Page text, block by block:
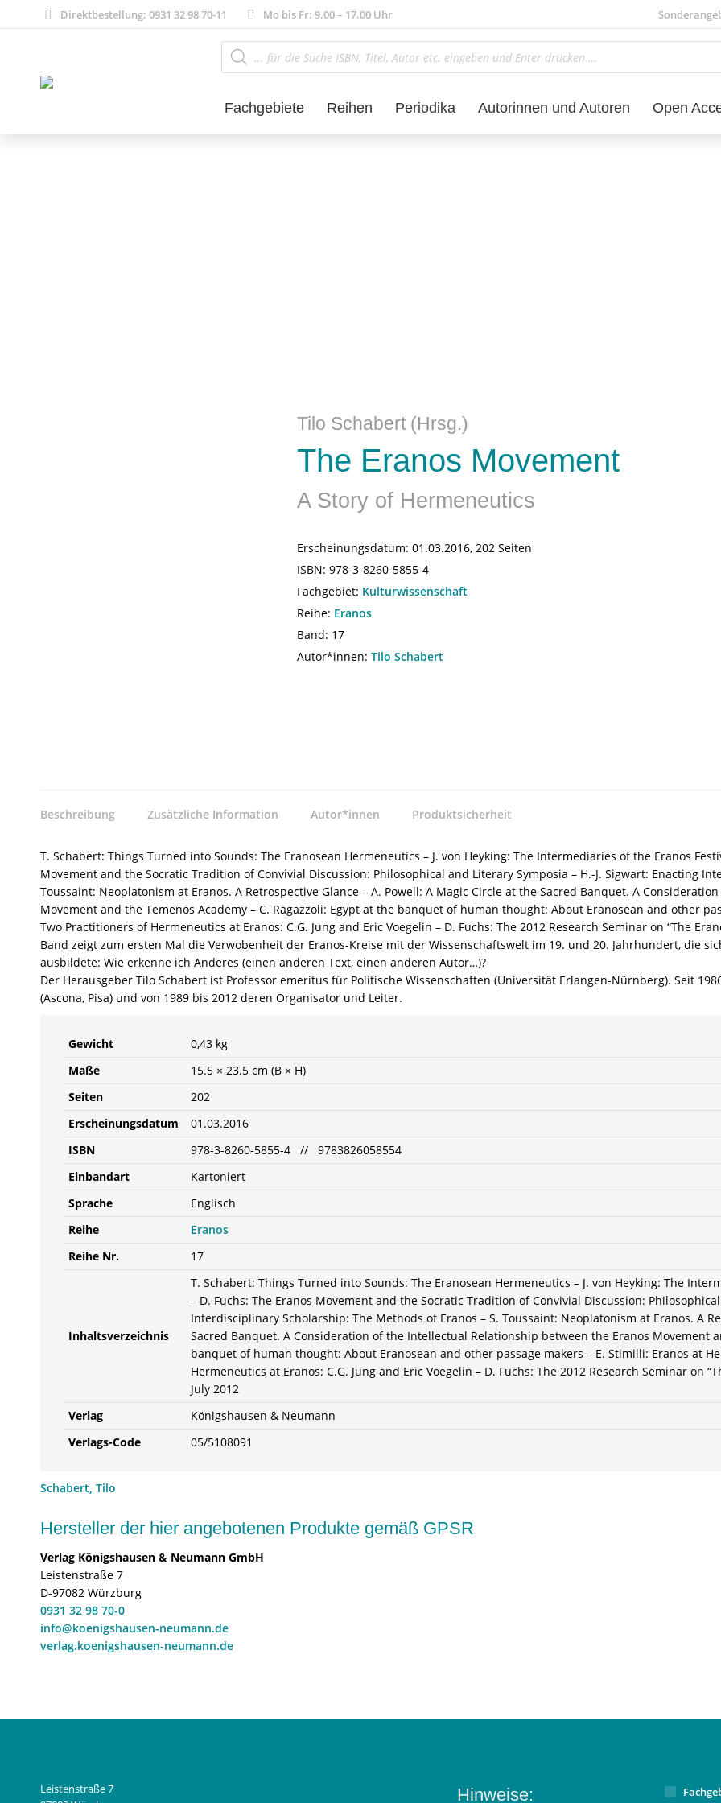
Direktbestellung: 0931 32 98 70-11 Mo bis Fr: 9.00 – 17.00 Uhr
Products
search
Fachgebiete Reihen Periodika Autorinnen und Autoren Open
Tilo Schabert (Hrsg.)
The Eranos Movement
A Story of Hermeneutics
Erscheinungsdatum: 01.03.2016, 202 Seiten
ISBN: 978-3-8260-5855-4
Fachgebiet: Kulturwissenschaft
Reihe: Eranos
Band: 17
Autor*innen: Tilo Schabert
Beschreibung Zusätzliche Information Autor*innen Produktsicherheit
T. Schabert: Things Turned into Sounds: The Eranosean Hermeneutics – J. von Heyking: The Intermediaries of the Eranos
Movement and the Socratic Tradition of Convivial Discussion: Philosophical and Literary Symposia – H.-J. Sigwart: Enacting
Toussaint: Neoplatonism at Eranos. A Retrospective Glance – A. Powell: A Magic Circle at the Sacred Banquet. A
Movement and the Temenos Academy – C. Ragazzoli: Egypt at the banquet of human thought: About Eranosean and other
Two Practitioners of Hermeneutics at Eranos: C.G. Jung and Eric Voegelin – D. Fuchs: The 2012 Research Seminar on “The
Band zeigt zum ersten Mal die Verwobenheit der Eranos-Kreise mit der Wissenschaftswelt im 19. und 20. Jahrhundert, die
ausbildete: Wie erkenne ich Anderes (einen anderen Text, einen anderen Autor…)?
Der Herausgeber Tilo Schabert ist Professor emeritus für Politische Wissenschaften (Universität Erlangen-Nürnberg). Seit
(Ascona, Pisa) und von 1989 bis 2012 deren Organisator und Leiter.
Gewicht
0,43 kg
Maße
15.5 × 23.5 cm (B × H)
Seiten
202
Erscheinungsdatum
01.03.2016
ISBN
978-3-8260-5855-4 // 9783826058554
Einbandart
Kartoniert
Sprache
Englisch
Reihe
Eranos
Reihe Nr.
17
Inhaltsverzeichnis
T. Schabert: Things Turned into Sounds: The Eranosean Hermeneutics – J. von Heyking: The
– D. Fuchs: The Eranos Movement and the Socratic Tradition of Convivial Discussion:
Interdisciplinary Scholarship: The Methods of Eranos – S. Toussaint: Neoplatonism at Eranos. A
Sacred Banquet. A Consideration of the Intellectual Relationship between the Eranos Movement
banquet of human thought: About Eranosean and other passage makers – E. Stimilli: Eranos at
Hermeneutics at Eranos: C.G. Jung and Eric Voegelin – D. Fuchs: The 2012 Research Seminar on
July 2012
Verlag
Königshausen & Neumann
Verlags-Code
05/5108091
Schabert, Tilo
Hersteller der hier angebotenen Produkte gemäß GPSR
Verlag Königshausen & Neumann GmbH
Leistenstraße 7
D-97082 Würzburg
0931 32 98 70-0
info@koenigshausen-neumann.de
verlag.koenigshausen-neumann.de
Leistenstraße 7
Hinweise: